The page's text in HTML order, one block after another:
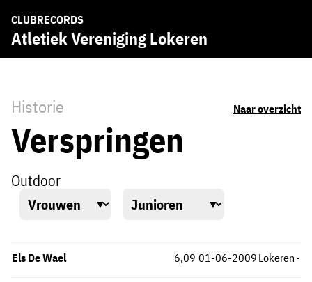
CLUBRECORDS
Atletiek Vereniging Lokeren
Historie Naar overzicht
Verspringen
Outdoor
Els De Wael Lokeren
6,09 -
01-06-2009